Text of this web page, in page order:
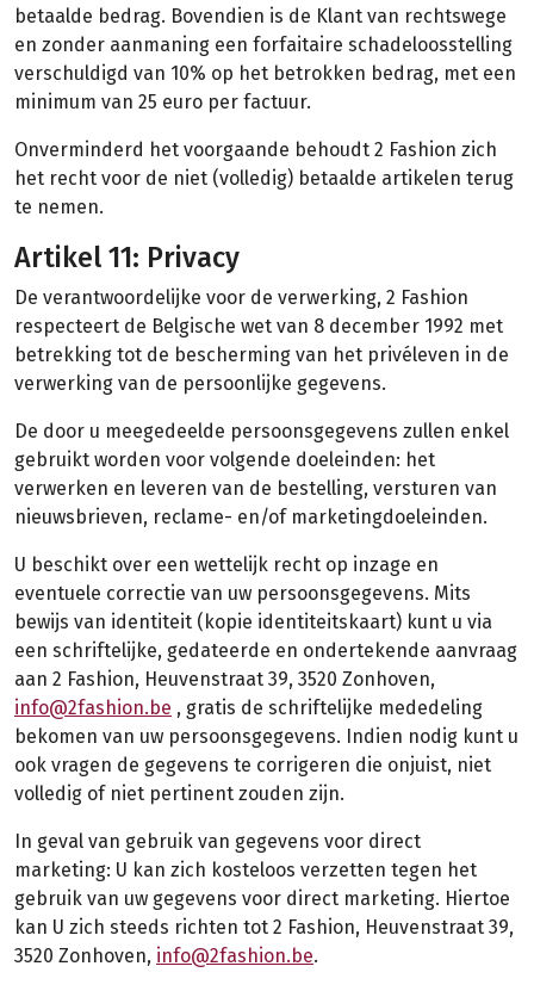
betaalde bedrag. Bovendien is de Klant van rechtswege
en zonder aanmaning een forfaitaire schadeloosstelling
verschuldigd van 10% op het betrokken bedrag, met een
minimum van 25 euro per factuur.
Onverminderd het voorgaande behoudt 2 Fashion zich
het recht voor de niet (volledig) betaalde artikelen terug
te nemen.
Artikel 11: Privacy
De verantwoordelijke voor de verwerking, 2 Fashion
respecteert de Belgische wet van 8 december 1992 met
betrekking tot de bescherming van het privéleven in de
verwerking van de persoonlijke gegevens.
De door u meegedeelde persoonsgegevens zullen enkel
gebruikt worden voor volgende doeleinden: het
verwerken en leveren van de bestelling, versturen van
nieuwsbrieven, reclame- en/of marketingdoeleinden.
U beschikt over een wettelijk recht op inzage en
eventuele correctie van uw persoonsgegevens. Mits
bewijs van identiteit (kopie identiteitskaart) kunt u via
een schriftelijke, gedateerde en ondertekende aanvraag
aan 2 Fashion, Heuvenstraat 39, 3520 Zonhoven,
info@2fashion.be , gratis de schriftelijke mededeling
bekomen van uw persoonsgegevens. Indien nodig kunt u
ook vragen de gegevens te corrigeren die onjuist, niet
volledig of niet pertinent zouden zijn.
In geval van gebruik van gegevens voor direct
marketing: U kan zich kosteloos verzetten tegen het
gebruik van uw gegevens voor direct marketing. Hiertoe
kan U zich steeds richten tot 2 Fashion, Heuvenstraat 39,
3520 Zonhoven, info@2fashion.be.